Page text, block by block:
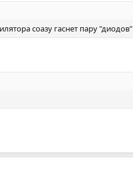
соазу гаснет пару "диодов"